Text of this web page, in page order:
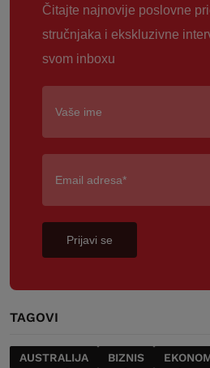
Čitajte najnovije poslovne
stručnjaka i ekskluzivne
svom inboxu
Prijavi se
TAGOVI
AUSTRALIJA BIZNIS